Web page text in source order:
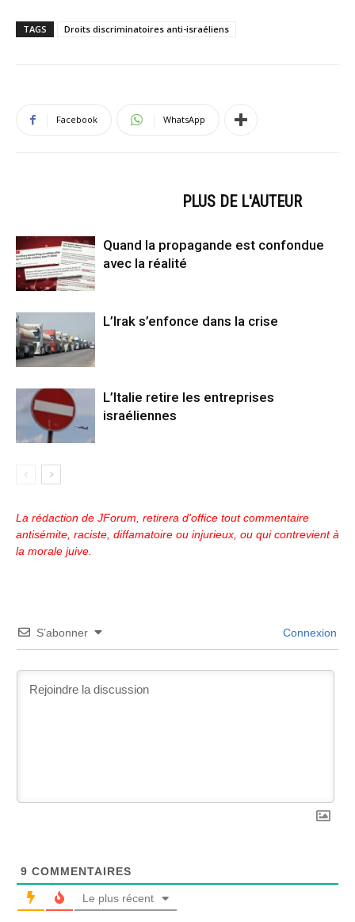
TAGS Droits discriminatoires anti-israéliens
Facebook WhatsApp
PLUS DE L'AUTEUR
Quand la propagande est confondue
avec la réalité
L’Irak s’enfonce dans la crise
L’Italie retire les entreprises
israéliennes
La rédaction de JForum, retirera d'office tout commentaire
antisémite, raciste, diffamatoire ou injurieux, ou qui contrevient à
la morale juive.
S’abonner Connexion
9 COMMENTAIRES
Le plus récent